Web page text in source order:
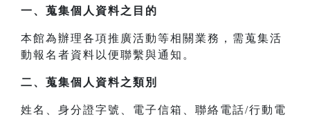
一、 蒐集個人資料之目的
本館為辦理各項推廣活動等相關業務，需蒐集活
動報名者資料以便聯繫與通知。
二、 蒐集個人資料之類別
姓名、身分證字號、電子信箱、聯絡電話/行動電